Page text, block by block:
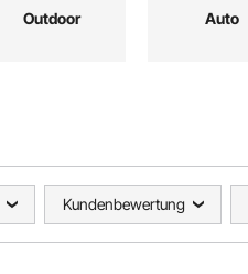
Outdoor Auto
Kundenbewertung